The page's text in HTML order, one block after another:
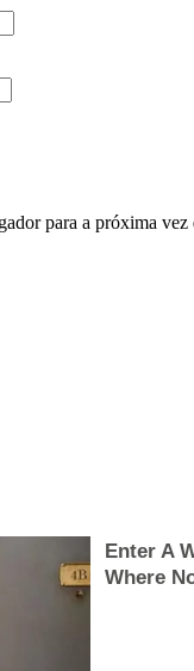
para a próxima vez